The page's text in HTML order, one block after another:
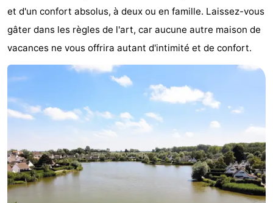
minutes
Plages
faire
d'intérêt
-
Monuments
-
Points
Attractions
et d'un confort absolus, à deux ou en famille. Laissez-vous
gâter dans les règles de l'art, car aucune autre maison de
vacances ne vous offrira autant d'intimité et de confort.